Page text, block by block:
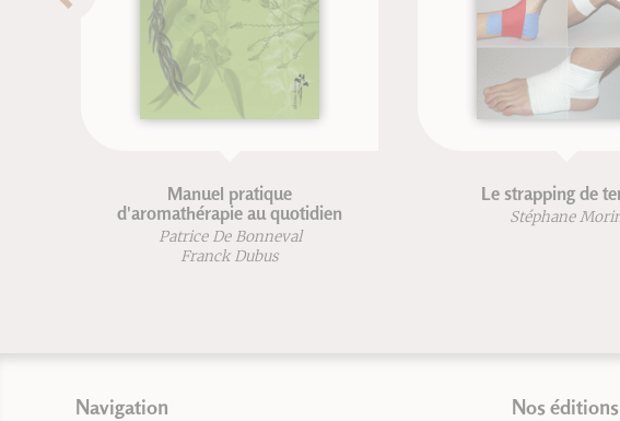
de massage traditionnel
chinois
Michel Deydier-Bastide
Les cinq saisons de l'énergie
Navigation Nos éditions